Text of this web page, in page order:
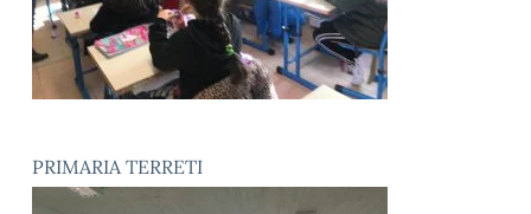
PRIMARIA TERRETI